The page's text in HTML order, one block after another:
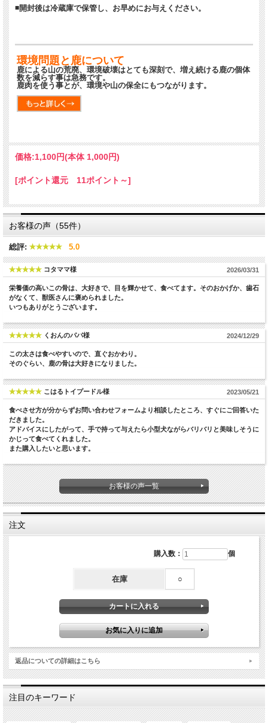
◾開封後は冷蔵庫で保管し、お早めにお与えください。
環境問題と鹿について
鹿による山の荒廃、環境破壊はとても深刻で、増え続ける鹿の個体
数を減らす事は急務です。
鹿肉を使う事とが、環境や山の保全にもつながります。
価格:1,100円(本体 1,000円)
[ポイント還元 11ポイント～]
お客様の声（55件）
総評: 5.0
コタママ様 2026/03/31
栄養価の高いこの骨は、大好きで、目を輝かせて、食べてます。そのおかげか、歯石
がなくて、獣医さんに褒められました。
いつもありがとうございます。
くおんのパパ様 2024/12/29
この太さは食べやすいので、直ぐおかわり。
そのぐらい、鹿の骨は大好きになりました。
こはるトイプードル様 2023/05/21
食べさせ方が分からずお問い合わせフォームより相談したところ、すぐにご回答いた
だきました。
アドバイスにしたがって、手で持って与えたら小型犬ながらバリバリと美味しそうに
かじって食べてくれました。
また購入したいと思います。
お客様の声一覧
注文
購入数： 個
在庫 ○
返品についての詳細はこちら
注目のキーワード